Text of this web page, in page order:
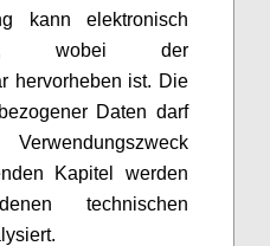
kann elektronisch
wobei der
hervorheben ist. Die
Daten darf
Kapitel werden
technischen